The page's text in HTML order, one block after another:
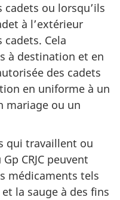
cadets ou lorsqu’ils
à l’extérieur
Cela
à destination et en
des cadets
en uniforme à un
mariage ou un
qui travaillent ou
Gp CRJC peuvent
médicaments tels
la sauge à des fins